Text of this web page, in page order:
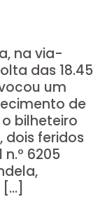
na via-
das 18.45
um
de
bilheteiro
dois feridos
6205